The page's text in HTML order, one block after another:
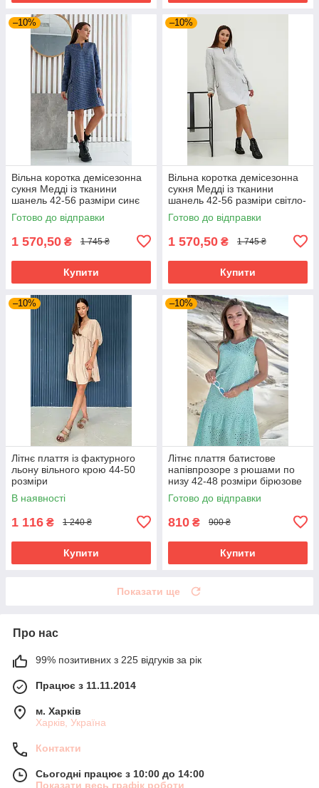
–10%
Вільна коротка демісезонна
сукня Медді із тканини
шанель 42-56 разміри синє
Готово до відправки
1 570,50 ₴ 1 745 ₴
Купити
–10%
Вільна коротка демісезонна
сукня Медді із тканини
шанель 42-56 разміри світло-
сіра
Готово до відправки
1 570,50 ₴ 1 745 ₴
Купити
–10%
Літнє плаття із фактурного
льону вільного крою 44-50
розміри
В наявності
1 116 ₴ 1 240 ₴
Купити
–10%
Літнє плаття батистове
напівпрозоре з рюшами по
низу 42-48 розміри бірюзове
Готово до відправки
810 ₴ 900 ₴
Купити
Показати ще
Про нас
99% позитивних з 225 відгуків за рік
Працює з 11.11.2014
м. Харків
Харків, Україна
Контакти
Сьогодні працює з 10:00 до 14:00
Показати весь графік роботи